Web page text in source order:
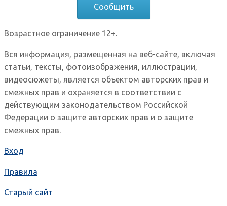
Сообщить
Возрастное ограничение 12+.
Вся информация, размещенная на веб-сайте, включая
статьи, тексты, фотоизображения, иллюстрации,
видеосюжеты, является объектом авторских прав и
смежных прав и охраняется в соответствии с
действующим законодательством Российской
Федерации о защите авторских прав и о защите
смежных прав.
Вход
Правила
Старый сайт